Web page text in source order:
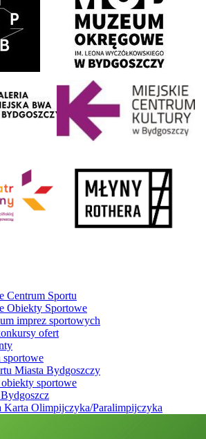
Centrum Sportu
Obiekty Sportowe
imprez sportowych
ofert
sportowe
Miasta Bydgoszczy
obiekty sportowe
Karta Olimpijczyka/Paralimpijczyka